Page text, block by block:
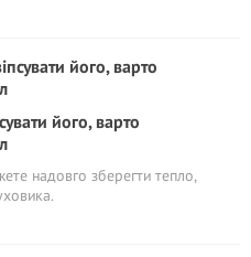
його, варто
надовго зберегти тепло,